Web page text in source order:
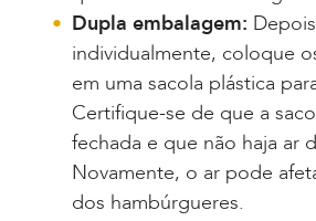
Dupla embalagem:
individualmente, coloque
em uma sacola plástica
Certifique-se de que a
fechada e que não haja ar
Novamente, o ar pode
dos hambúrgueres.